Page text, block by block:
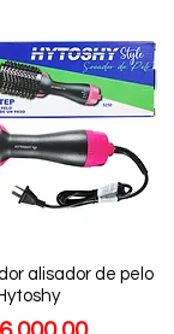
alisador de pelo